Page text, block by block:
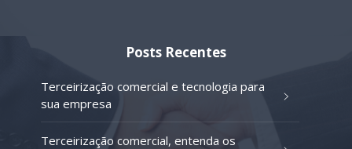
Posts Recentes
Terceirização comercial e tecnologia para
sua empresa
Terceirização comercial, entenda os